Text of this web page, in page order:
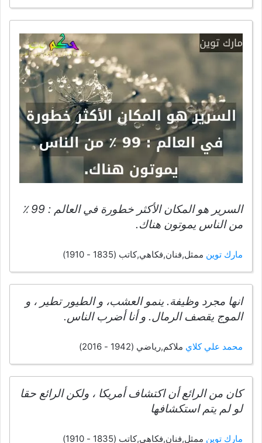
السرير هو المكان الأكثر خطورة في العالم : 99 ٪
من الناس يموتون هناك.
مارك توين ممثل,فنان,فكاهي,كاتب (1835 - 1910)
انها مجرد وظيفة. ينمو العشب، و الطيور تطير ، و
الموج يقصف الرمال. و أنا أضرب الناس.
محمد علي كلاي ملاكم,رياضي (1942 - 2016)
كان من الرائع أن اكتشاف أمريكا ، ولكن الرائع حقا
لو لم يتم استكشافها
مارك توين ممثل,فنان,فكاهي,كاتب (1835 - 1910)